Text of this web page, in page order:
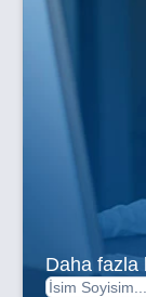
Daha fazla